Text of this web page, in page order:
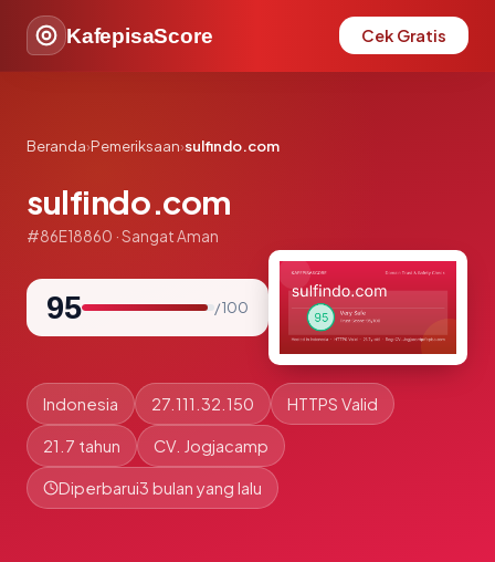
KafepisaScore Cek Gratis
Beranda›Pemeriksaan›sulfindo.com
sulfindo.com
#86E18860 · Sangat Aman
95 / 100
Indonesia 27.111.32.150 HTTPS Valid
21.7 tahun CV. Jogjacamp
Diperbarui3 bulan yang lalu